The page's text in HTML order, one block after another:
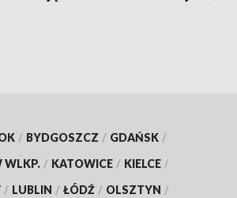
/ BYDGOSZCZ / GDAŃSK /
WLKP. / KATOWICE / KIELCE /
/ LUBLIN / ŁÓDŹ / OLSZTYN /